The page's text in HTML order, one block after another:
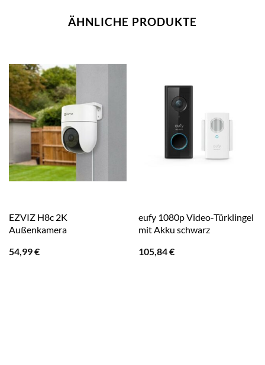
ÄHNLICHE PRODUKTE
EZVIZ H8c 2K
Außenkamera
54,99€
eufy 1080p Video-Türklingel
mit Akku schwarz
105,84€